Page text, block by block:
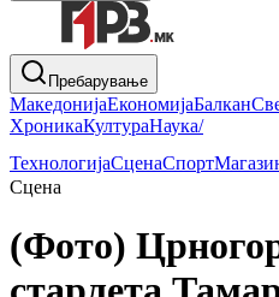
Пребарување
МакедонијаЕкономијаБалкан
ХроникаКултураНаука/
ТехнологијаСценаСпорт
Сцена
(Фото)